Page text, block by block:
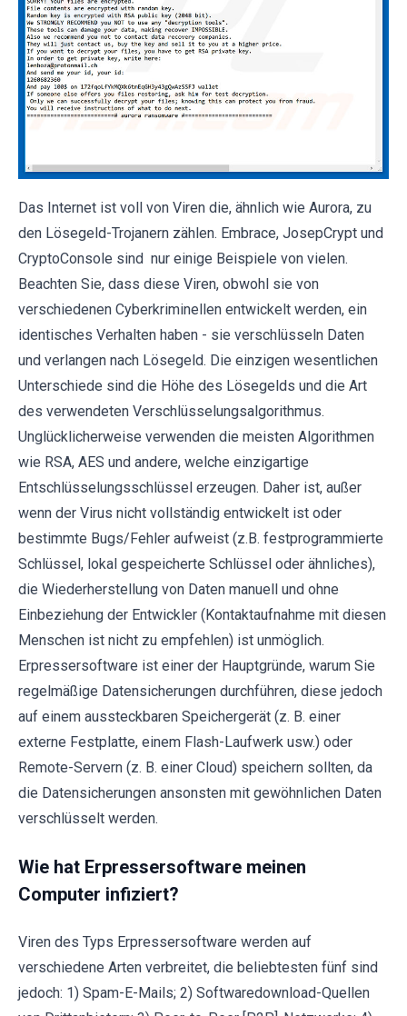
Das Internet ist voll von Viren die, ähnlich wie Aurora, zu
den Lösegeld-Trojanern zählen. Embrace, JosepCrypt und
CryptoConsole sind nur einige Beispiele von vielen.
Beachten Sie, dass diese Viren, obwohl sie von
verschiedenen Cyberkriminellen entwickelt werden, ein
identisches Verhalten haben - sie verschlüsseln Daten
und verlangen nach Lösegeld. Die einzigen wesentlichen
Unterschiede sind die Höhe des Lösegelds und die Art
des verwendeten Verschlüsselungsalgorithmus.
Unglücklicherweise verwenden die meisten Algorithmen
wie RSA, AES und andere, welche einzigartige
Entschlüsselungsschlüssel erzeugen. Daher ist, außer
wenn der Virus nicht vollständig entwickelt ist oder
bestimmte Bugs/Fehler aufweist (z.B. festprogrammierte
Schlüssel, lokal gespeicherte Schlüssel oder ähnliches),
die Wiederherstellung von Daten manuell und ohne
Einbeziehung der Entwickler (Kontaktaufnahme mit diesen
Menschen ist nicht zu empfehlen) ist unmöglich.
Erpressersoftware ist einer der Hauptgründe, warum Sie
regelmäßige Datensicherungen durchführen, diese jedoch
auf einem aussteckbaren Speichergerät (z. B. einer
externe Festplatte, einem Flash-Laufwerk usw.) oder
Remote-Servern (z. B. einer Cloud) speichern sollten, da
die Datensicherungen ansonsten mit gewöhnlichen Daten
verschlüsselt werden.
Wie hat Erpressersoftware meinen
Computer infiziert?
Viren des Typs Erpressersoftware werden auf
verschiedene Arten verbreitet, die beliebtesten fünf sind
jedoch: 1) Spam-E-Mails; 2) Softwaredownload-Quellen